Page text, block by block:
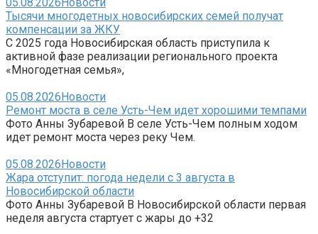
Тысячи многодетных новосибирских семей получат
компенсации за ЖКУ
С 2025 года Новосибирская область приступила к
активной фазе реализации регионального проекта
«Многодетная семья»,
05.08.2026Новости
Ремонт моста в селе Усть-Чем идет хорошими темпами
Фото Анны Зубаревой В селе Усть-Чем полным ходом
идет ремонт моста через реку Чем.
05.08.2026Новости
Жара отступит: погода недели с 3 августа в
Новосибирской области
Фото Анны Зубаревой В Новосибирской области первая
неделя августа стартует с жары до +32